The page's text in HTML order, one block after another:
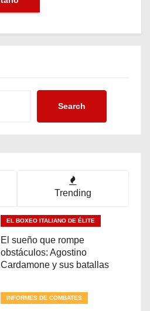
Search
Trending
EL BOXEO ITALIANO DE ÉLITE
El sueño que rompe
obstáculos: Agostino
Cardamone y sus batallas
INFORMES DE COMBATES